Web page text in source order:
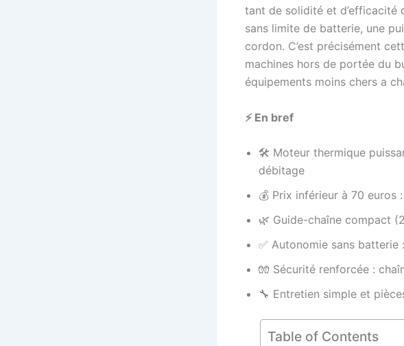
tant de solidité et d’efficacité
sans limite de batterie, une
cordon. C’est précisément
machines hors de portée du
équipements moins chers a
⚡ En bref
🛠️ Moteur thermique
débitage
💰 Prix inférieur à 70 euros
🌿 Guide-chaîne compact
✅ Autonomie sans batterie
🧤 Sécurité renforcée :
🔧 Entretien simple et
Table of Contents